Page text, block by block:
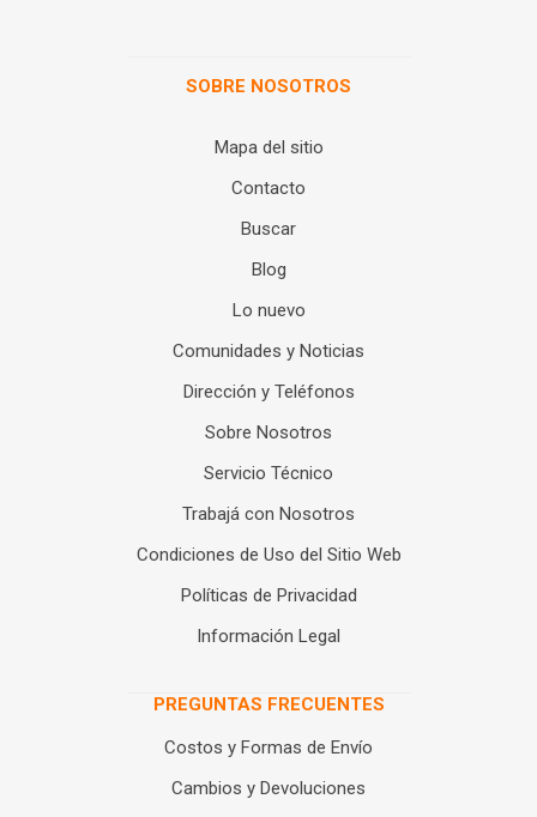
SOBRE NOSOTROS
Mapa del sitio
Contacto
Buscar
Blog
Lo nuevo
Comunidades y Noticias
Dirección y Teléfonos
Sobre Nosotros
Servicio Técnico
Trabajá con Nosotros
Condiciones de Uso del Sitio Web
Políticas de Privacidad
Información Legal
PREGUNTAS FRECUENTES
Costos y Formas de Envío
Cambios y Devoluciones